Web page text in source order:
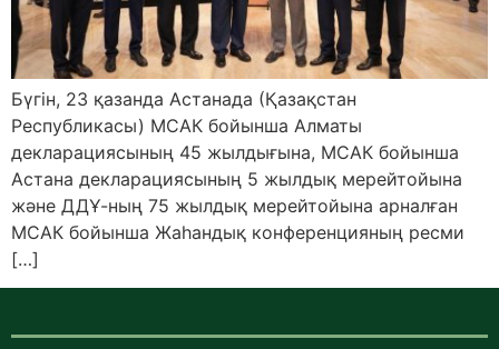
Бүгін, 23 қазанда Астанада (Қазақстан
Республикасы) МСАК бойынша Алматы
декларациясының 45 жылдығына, МСАК бойынша
Астана декларациясының 5 жылдық мерейтойына
және ДДҰ-ның 75 жылдық мерейтойына арналған
МСАК бойынша Жаһандық конференцияның ресми
[…]